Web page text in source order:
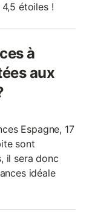
étoiles !
à
aux
Espagne, 17
sont
il sera donc
idéale